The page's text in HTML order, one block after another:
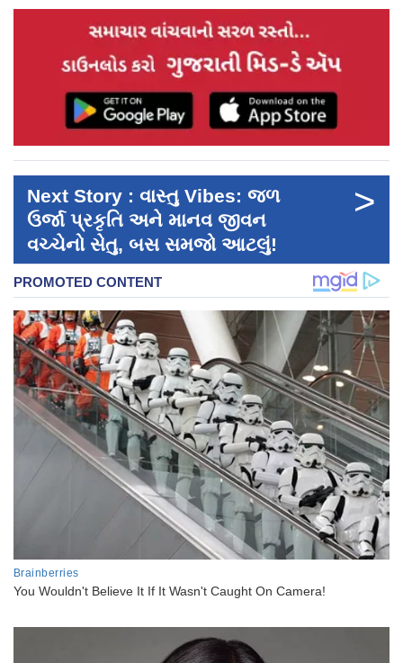
Next Story : વાસ્તુ Vibes: જળ
ઉર્જા પ્રકૃતિ અને માનવ જીવન
વચ્ચેનો સેતુ, બસ સમજો આટલું!
>